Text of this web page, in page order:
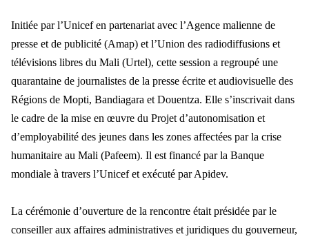
Initiée par l’Unicef en partenariat avec l’Agence malienne de
presse et de publicité (Amap) et l’Union des radiodiffusions et
télévisions libres du Mali (Urtel), cette session a regroupé une
quarantaine de journalistes de la presse écrite et audiovisuelle des
Régions de Mopti, Bandiagara et Douentza. Elle s’inscrivait dans
le cadre de la mise en œuvre du Projet d’autonomisation et
d’employabilité des jeunes dans les zones affectées par la crise
humanitaire au Mali (Pafeem). Il est financé par la Banque
mondiale à travers l’Unicef et exécuté par Apidev.
La cérémonie d’ouverture de la rencontre était présidée par le
conseiller aux affaires administratives et juridiques du gouverneur,